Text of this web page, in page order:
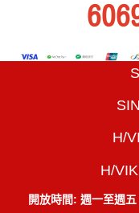
H/
H/
開放時間: 週一至週五